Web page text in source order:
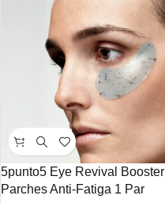
5punto5 Eye Revival Booster
Parches Anti-Fatiga 1 Par